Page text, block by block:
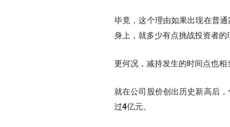
毕竟，这个理由如果出现在普
身上，就多少有点挑战投资者的
更何况，减持发生的时间点也相
就在公司股价创出历史新高后
过4亿元。